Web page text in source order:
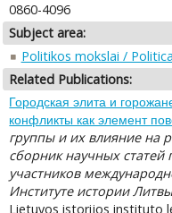
0860-4096
Subject area:
Politikos mokslai /
Related Publications:
Городская элита и
конфликты как элемент
группы и их влияние на
сборник научных статей
участников
Институте истории
Lietuvos istorijos instituto